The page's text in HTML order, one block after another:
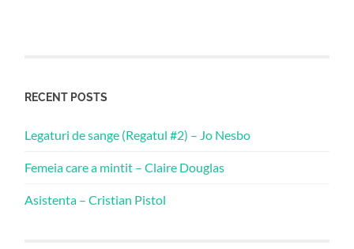
RECENT POSTS
Legaturi de sange (Regatul #2) – Jo Nesbo
Femeia care a mintit – Claire Douglas
Asistenta – Cristian Pistol